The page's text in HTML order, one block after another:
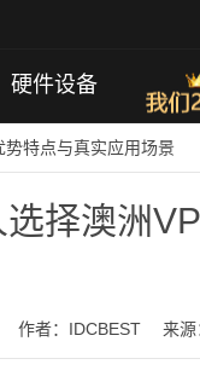
硬件设备
特点与真实应用场景
择澳洲
作者：IDCBEST 来源